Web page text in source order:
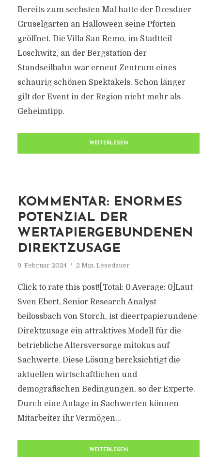
Bereits zum sechsten Mal hatte der Dresdner
Gruselgarten an Halloween seine Pforten
geöffnet. Die Villa San Remo, im Stadtteil
Loschwitz, an der Bergstation der
Standseilbahn war erneut Zentrum eines
schaurig schönen Spektakels. Schon länger
gilt der Event in der Region nicht mehr als
Geheimtipp.
WEITERLESEN
KOMMENTAR: ENORMES
POTENZIAL DER
WERTAPIERGEBUNDENEN
DIREKTZUSAGE
9. Februar 2024 2 Min. Lesedauer
Click to rate this post![Total: 0 Average: 0]Laut
Sven Ebert, Senior Research Analyst
beilossbach von Storch, ist dieertpapierundene
Direktzusage ein attraktives Modell für die
betriebliche Altersversorge mitokus auf
Sachwerte. Diese Lösung bercksichtigt die
aktuellen wirtschaftlichen und
demografischen Bedingungen, so der Experte.
Durch eine Anlage in Sachwerten können
Mitarbeiter ihr Vermögen...
WEITERLESEN